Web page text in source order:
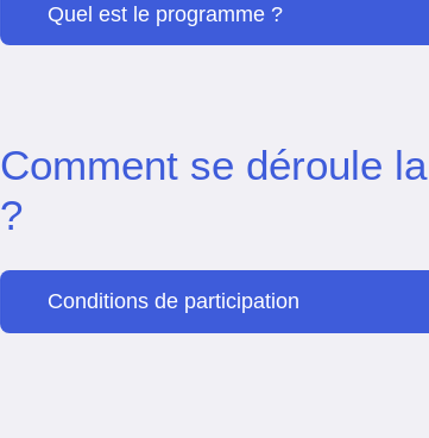
Quel est le programme ?
Comment se déroule la
?
Conditions de participation